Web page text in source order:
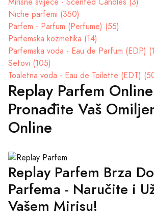
Niche parfemi (350)
Parfem - Parfum (Perfume) (55)
Parfemska kozmetika (14)
Parfemska voda - Eau de Parfum (EDP)
Setovi (105)
Toaletna voda - Eau de Toilette (EDT)
Replay Parfem
Pronađite Vaš
Online
Replay Parfem Brza
Parfema - Naručite i
Vašem Mirisu!